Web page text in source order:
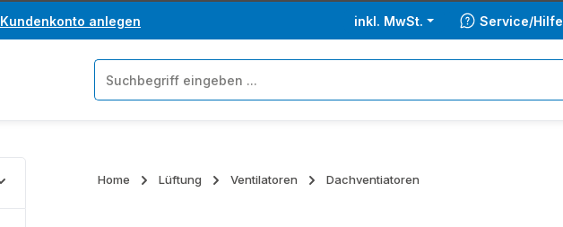
Kundenkonto anlegen inkl. MwSt. Service/Hilfe
Home Lüftung Ventilatoren Dachventiatoren